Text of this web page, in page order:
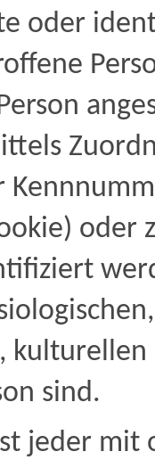
oder
sind.
jeder